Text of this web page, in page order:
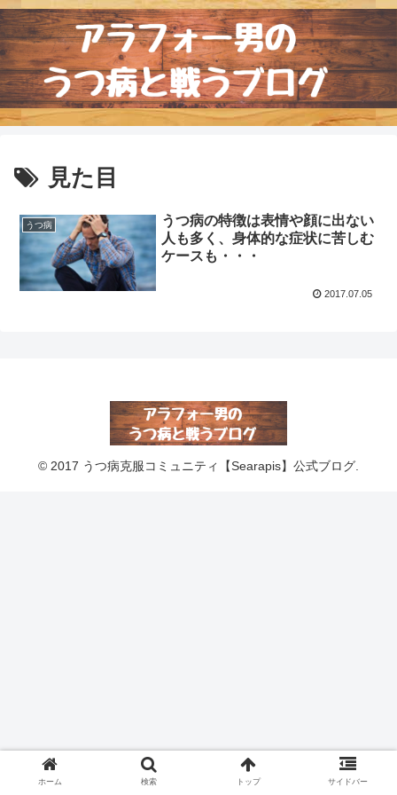
見た目
うつ病
うつ病の特徴は表情や顔に出ない
人も多く、身体的な症状に苦しむ
ケースも・・・
2017.07.05
© 2017 うつ病克服コミュニティ【Searapis】公式ブログ.
ホーム 検索 トップ サイドバー